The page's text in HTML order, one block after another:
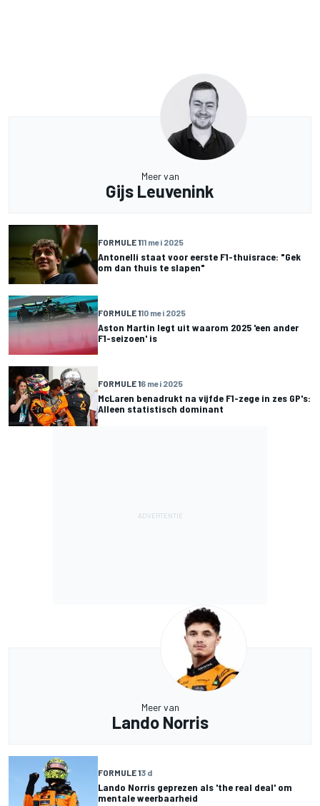
Meer van
Gijs Leuvenink
FORMULE 111 mei 2025
Antonelli staat voor eerste F1-thuisrace: "Gek
om dan thuis te slapen"
FORMULE 110 mei 2025
Aston Martin legt uit waarom 2025 'een ander
F1-seizoen' is
FORMULE 16 mei 2025
McLaren benadrukt na vijfde F1-zege in zes GP's:
Alleen statistisch dominant
Meer van
Lando Norris
FORMULE 13 d
Lando Norris geprezen als 'the real deal' om
mentale weerbaarheid